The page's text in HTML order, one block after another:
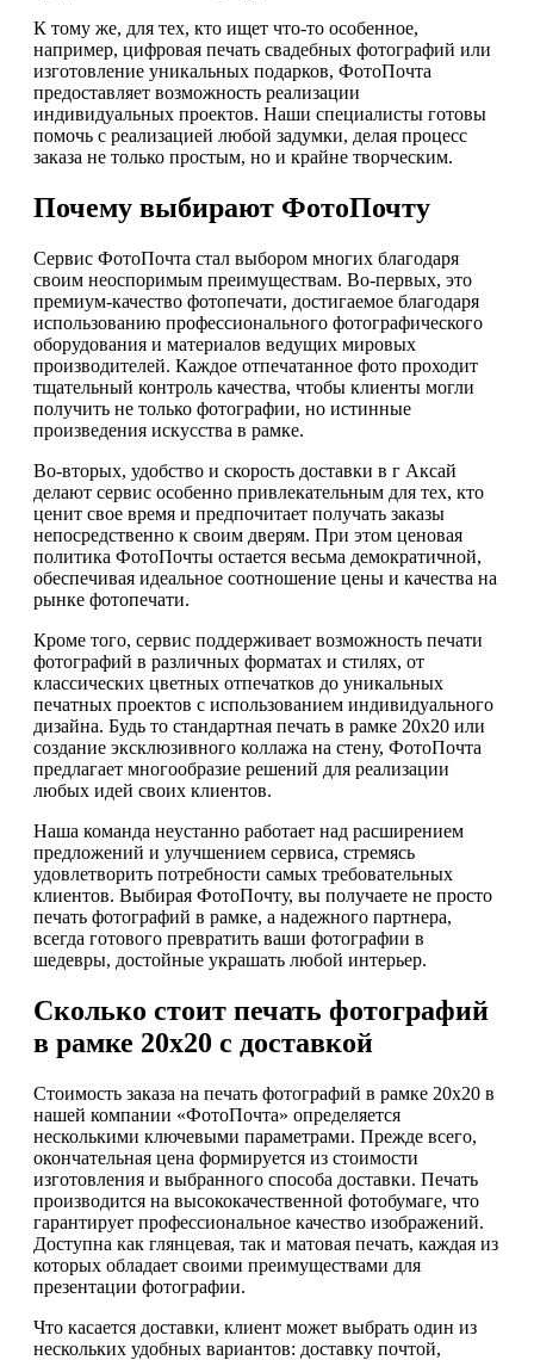
К тому же, для тех, кто ищет что-то особенное,
например, цифровая печать свадебных фотографий или
изготовление уникальных подарков, ФотоПочта
предоставляет возможность реализации
индивидуальных проектов. Наши специалисты готовы
помочь с реализацией любой задумки, делая процесс
заказа не только простым, но и крайне творческим.
Почему выбирают ФотоПочту
Сервис ФотоПочта стал выбором многих благодаря
своим неоспоримым преимуществам. Во-первых, это
премиум-качество фотопечати, достигаемое благодаря
использованию профессионального фотографического
оборудования и материалов ведущих мировых
производителей. Каждое отпечатанное фото проходит
тщательный контроль качества, чтобы клиенты могли
получить не только фотографии, но истинные
произведения искусства в рамке.
Во-вторых, удобство и скорость доставки в г Аксай
делают сервис особенно привлекательным для тех, кто
ценит свое время и предпочитает получать заказы
непосредственно к своим дверям. При этом ценовая
политика ФотоПочты остается весьма демократичной,
обеспечивая идеальное соотношение цены и качества на
рынке фотопечати.
Кроме того, сервис поддерживает возможность печати
фотографий в различных форматах и стилях, от
классических цветных отпечатков до уникальных
печатных проектов с использованием индивидуального
дизайна. Будь то стандартная печать в рамке 20х20 или
создание эксклюзивного коллажа на стену, ФотоПочта
предлагает многообразие решений для реализации
любых идей своих клиентов.
Наша команда неустанно работает над расширением
предложений и улучшением сервиса, стремясь
удовлетворить потребности самых требовательных
клиентов. Выбирая ФотоПочту, вы получаете не просто
печать фотографий в рамке, а надежного партнера,
всегда готового превратить ваши фотографии в
шедевры, достойные украшать любой интерьер.
Сколько стоит печать фотографий
в рамке 20х20 с доставкой
Стоимость заказа на печать фотографий в рамке 20х20 в
нашей компании «ФотоПочта» определяется
несколькими ключевыми параметрами. Прежде всего,
окончательная цена формируется из стоимости
изготовления и выбранного способа доставки. Печать
производится на высококачественной фотобумаге, что
гарантирует профессиональное качество изображений.
Доступна как глянцевая, так и матовая печать, каждая из
которых обладает своими преимуществами для
презентации фотографии.
Что касается доставки, клиент может выбрать один из
нескольких удобных вариантов: доставку почтой,